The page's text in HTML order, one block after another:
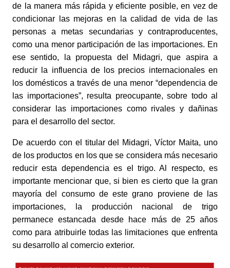
de la manera más rápida y eficiente posible, en vez de
condicionar las mejoras en la calidad de vida de las
personas a metas secundarias y contraproducentes,
como una menor participación de las importaciones. En
ese sentido, la propuesta del Midagri, que aspira a
reducir la influencia de los precios internacionales en
los domésticos a través de una menor “dependencia de
las importaciones”, resulta preocupante, sobre todo al
considerar las importaciones como rivales y dañinas
para el desarrollo del sector.
De acuerdo con el titular del Midagri, Víctor Maita, uno
de los productos en los que se considera más necesario
reducir esta dependencia es el trigo. Al respecto, es
importante mencionar que, si bien es cierto que la gran
mayoría del consumo de este grano proviene de las
importaciones, la producción nacional de trigo
permanece estancada desde hace más de 25 años
como para atribuirle todas las limitaciones que enfrenta
su desarrollo al comercio exterior.